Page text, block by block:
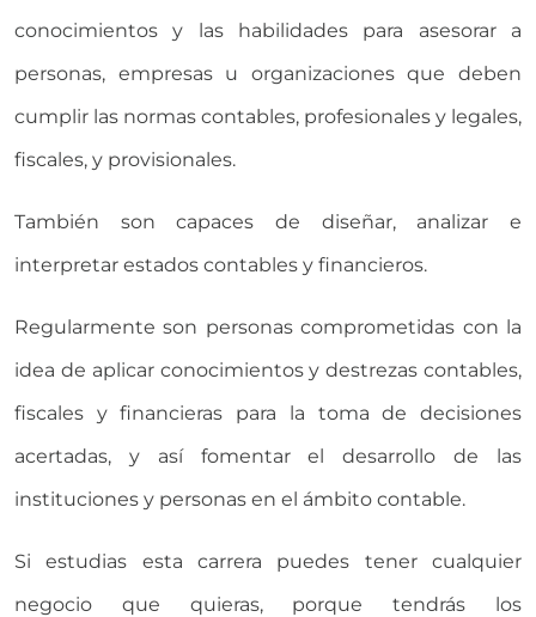
conocimientos y las habilidades para asesorar a
personas, empresas u organizaciones que deben
cumplir las normas contables, profesionales y legales,
fiscales, y provisionales.
También son capaces de diseñar, analizar e
interpretar estados contables y financieros.
Regularmente son personas comprometidas con la
idea de aplicar conocimientos y destrezas contables,
fiscales y financieras para la toma de decisiones
acertadas, y así fomentar el desarrollo de las
instituciones y personas en el ámbito contable.
Si estudias esta carrera puedes tener cualquier
negocio que quieras, porque tendrás los